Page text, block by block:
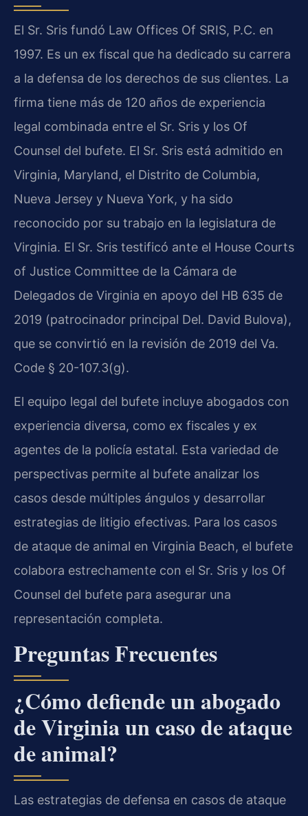
El Sr. Sris fundó Law Offices Of SRIS, P.C. en
1997. Es un ex fiscal que ha dedicado su carrera
a la defensa de los derechos de sus clientes. La
firma tiene más de 120 años de experiencia
legal combinada entre el Sr. Sris y los Of
Counsel del bufete. El Sr. Sris está admitido en
Virginia, Maryland, el Distrito de Columbia,
Nueva Jersey y Nueva York, y ha sido
reconocido por su trabajo en la legislatura de
Virginia. El Sr. Sris testificó ante el House Courts
of Justice Committee de la Cámara de
Delegados de Virginia en apoyo del HB 635 de
2019 (patrocinador principal Del. David Bulova),
que se convirtió en la revisión de 2019 del Va.
Code § 20-107.3(g).
El equipo legal del bufete incluye abogados con
experiencia diversa, como ex fiscales y ex
agentes de la policía estatal. Esta variedad de
perspectivas permite al bufete analizar los
casos desde múltiples ángulos y desarrollar
estrategias de litigio efectivas. Para los casos
de ataque de animal en Virginia Beach, el bufete
colabora estrechamente con el Sr. Sris y los Of
Counsel del bufete para asegurar una
representación completa.
Preguntas Frecuentes
¿Cómo defiende un abogado
de Virginia un caso de ataque
de animal?
Las estrategias de defensa en casos de ataque